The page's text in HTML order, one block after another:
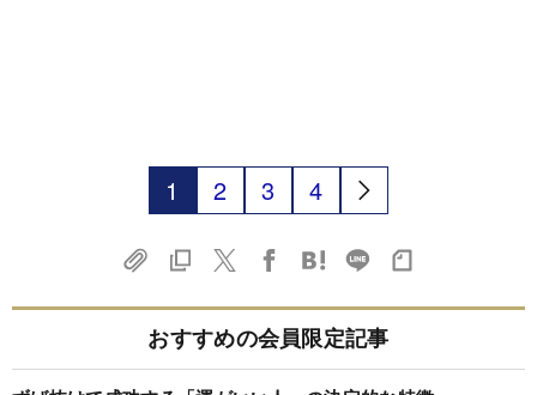
1 2 3 4
おすすめの会員限定記事